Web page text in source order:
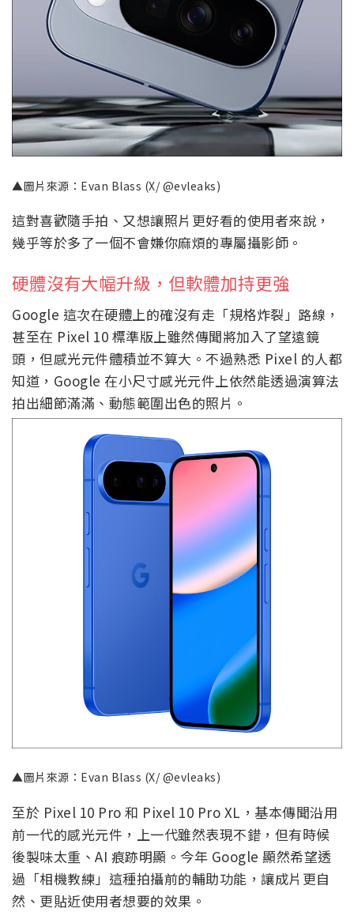
▲圖片來源：Evan Blass (X/ @evleaks)
這對喜歡隨手拍、又想讓照片更好看的使用者來說，
幾乎等於多了一個不會嫌你麻煩的專屬攝影師。
硬體沒有大幅升級，但軟體加持更強
Google 這次在硬體上的確沒有走「規格炸裂」路線，
甚至在 Pixel 10 標準版上雖然傳聞將加入了望遠鏡
頭，但感光元件體積並不算大。不過熟悉 Pixel 的人都
知道，Google 在小尺寸感光元件上依然能透過演算法
拍出細節滿滿、動態範圍出色的照片。
▲圖片來源：Evan Blass (X/ @evleaks)
至於 Pixel 10 Pro 和 Pixel 10 Pro XL，基本傳聞沿用
前一代的感光元件，上一代雖然表現不錯，但有時候
後製味太重、AI 痕跡明顯。今年 Google 顯然希望透
過「相機教練」這種拍攝前的輔助功能，讓成片更自
然、更貼近使用者想要的效果。